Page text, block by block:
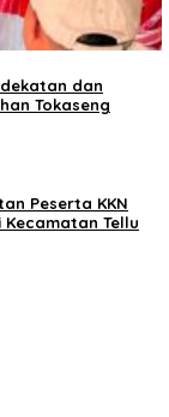
dan
Tokaseng
Peserta KKN
Tellu